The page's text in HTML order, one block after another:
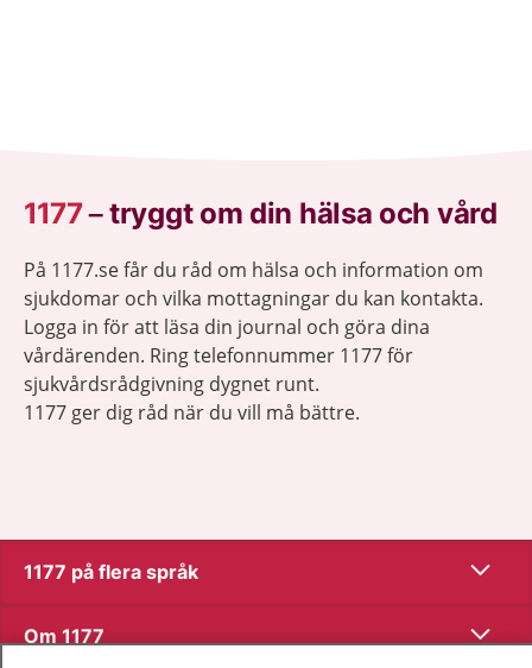
1177–tryggt om din hälsa och vård
På 1177.se får du råd om hälsa och information om
sjukdomar och vilka mottagningar du kan kontakta.
Logga in för att läsa din journal och göra dina
vårdärenden. Ring telefonnummer 1177 för
sjukvårdsrådgivning dygnet runt.
1177 ger dig råd när du vill må bättre.
1177 på flera språk Visa
Om 1177 Visa